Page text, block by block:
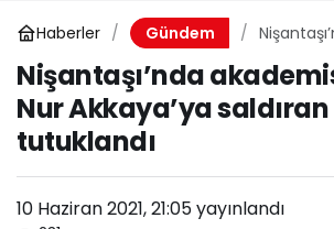
Haberler Gündem
Çakın
Nişantaşı’nda
Nur Akkaya’ya saldıran
tutuklandı
10 Haziran 2021, 21:05yayınlandı